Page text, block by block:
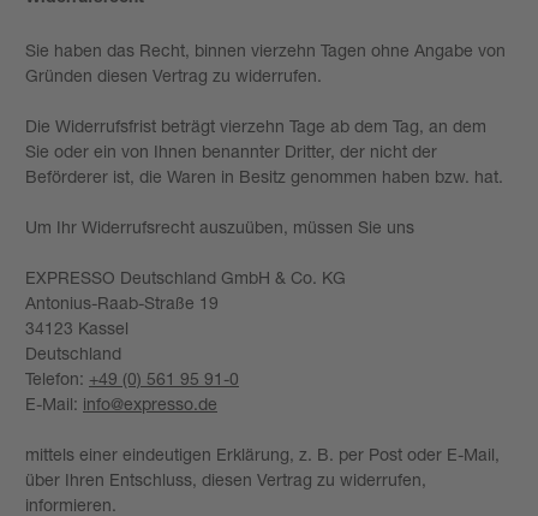
Sie haben das Recht, binnen vierzehn Tagen ohne Angabe von
Gründen diesen Vertrag zu widerrufen.
Die Widerrufsfrist beträgt vierzehn Tage ab dem Tag, an dem
Sie oder ein von Ihnen benannter Dritter, der nicht der
Beförderer ist, die Waren in Besitz genommen haben bzw. hat.
Um Ihr Widerrufsrecht auszuüben, müssen Sie uns
EXPRESSO Deutschland GmbH & Co. KG
Antonius-Raab-Straße 19
34123 Kassel
Deutschland
Telefon: +49 (0) 561 95 91-0
E-Mail: info@expresso.de
mittels einer eindeutigen Erklärung, z. B. per Post oder E-Mail,
über Ihren Entschluss, diesen Vertrag zu widerrufen,
informieren.